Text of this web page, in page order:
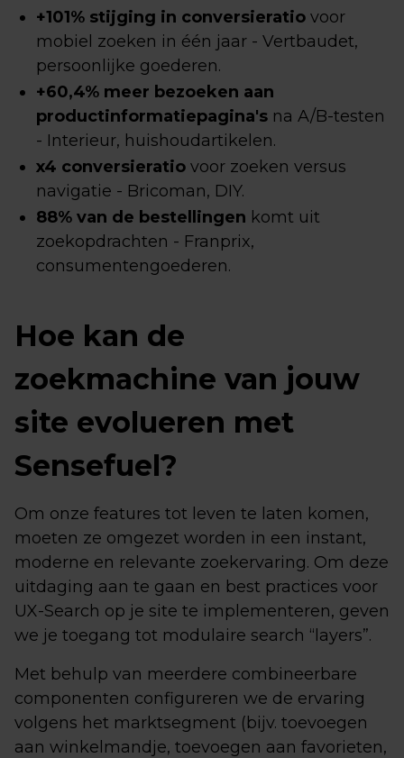
+101% stijging in conversieratio voor
mobiel zoeken in één jaar - Vertbaudet,
persoonlijke goederen.
+60,4% meer bezoeken aan
productinformatiepagina's na A/B-testen
- Interieur, huishoudartikelen.
x4 conversieratio voor zoeken versus
navigatie - Bricoman, DIY.
88% van de bestellingen komt uit
zoekopdrachten - Franprix,
consumentengoederen.
Hoe kan de
zoekmachine van jouw
site evolueren met
Sensefuel?
Om onze features tot leven te laten komen,
moeten ze omgezet worden in een instant,
moderne en relevante zoekervaring. Om deze
uitdaging aan te gaan en best practices voor
UX-Search op je site te implementeren, geven
we je toegang tot modulaire search “layers”.
Met behulp van meerdere combineerbare
componenten configureren we de ervaring
volgens het marktsegment (bijv. toevoegen
aan winkelmandje, toevoegen aan favorieten,